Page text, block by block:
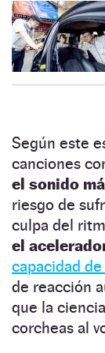
Según este
canciones
el sonido
riesgo de
culpa del
el
capacidad
de reacción
que la
corcheas al